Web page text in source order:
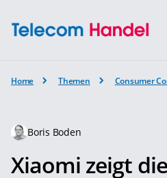
Home Themen Consumer
Boris Boden
Xiaomi zeigt